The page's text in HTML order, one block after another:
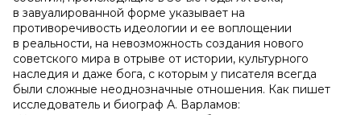
в завуалированной форме указывает на
противоречивость идеологии и ее воплощении
в реальности, на невозможность создания нового
советского мира в отрыве от истории, культурного
наследия и даже бога, с которым у писателя всегда
были сложные неоднозначные отношения. Как пишет
исследователь и биограф А. Варламов: